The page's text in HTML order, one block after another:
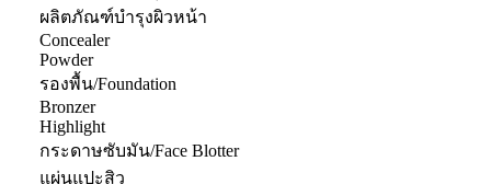
ผลิตภัณฑ์บำรุงผิวหน้า
Concealer
Powder
รองพื้น/Foundation
Bronzer
Highlight
กระดาษซับมัน/Face Blotter
แผ่นแปะสิว